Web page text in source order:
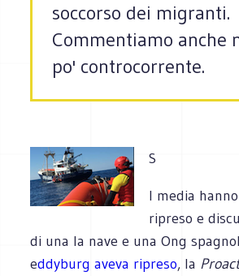
soccorso dei migranti.
Commentiamo anche
po' controcorrente.
S
I media
ripreso e
di una la nave e una Ong
eddyburg aveva ripreso, la